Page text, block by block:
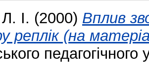
І. (2000) Вплив
реплiк (на